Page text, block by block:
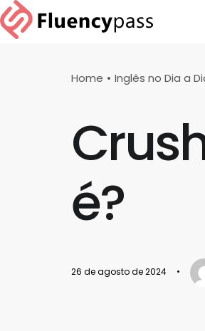
Home Inglês no Dia a
é?
26 de agosto de 2024 •